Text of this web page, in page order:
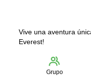
Vive una aventura
Everest!
Grupo